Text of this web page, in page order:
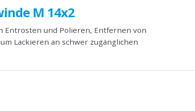
M 14x2
Entrosten und Polieren, Entfernen von
Lackieren an schwer zugänglichen